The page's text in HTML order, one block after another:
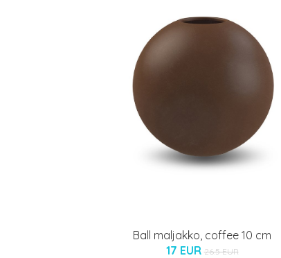
Ball maljakko, coffee 10 cm
17 EUR 26.5 EUR